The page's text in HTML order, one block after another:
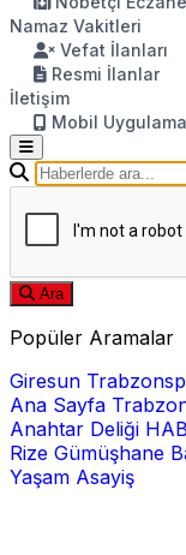
Namaz Vakitleri
Vefat İlanları
Resmi İlanlar
İletişim
Mobil Uygulama
Ara
Popüler Aramalar
Giresun
Ana Sayfa
Anahtar Deliği
Rize Gümüşhane
Yaşam Asayiş